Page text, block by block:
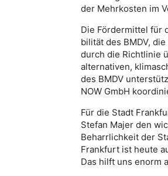
der Mehrkosten im
Die Fördermittel für
bilität des BMDV,
durch die Richtlinie
alternativen,
des BMDV
NOW GmbH
Für die Stadt
Stefan Majer den
Beharrlichkeit der
Frankfurt ist heute
Das hilft uns enorm